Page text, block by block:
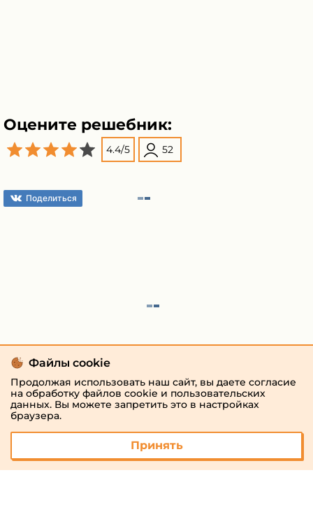
Оцените решебник:
4.4/5 52
Поделиться
Файлы cookie
Продолжая использовать наш сайт, вы даете согласие
на обработку файлов cookie и пользовательских
данных. Вы можете запретить это в настройках
браузера.
Принять